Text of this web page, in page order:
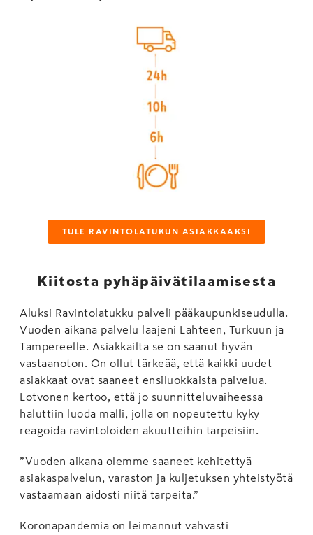
TULE RAVINTOLATUKUN ASIAKKAAKSI
Kiitosta pyhäpäivätilaamisesta
Aluksi Ravintolatukku palveli pääkaupunkiseudulla.
Vuoden aikana palvelu laajeni Lahteen, Turkuun ja
Tampereelle. Asiakkailta se on saanut hyvän
vastaanoton. On ollut tärkeää, että kaikki uudet
asiakkaat ovat saaneet ensiluokkaista palvelua.
Lotvonen kertoo, että jo suunnitteluvaiheessa
haluttiin luoda malli, jolla on nopeutettu kyky
reagoida ravintoloiden akuutteihin tarpeisiin.
”Vuoden aikana olemme saaneet kehitettyä
asiakaspalvelun, varaston ja kuljetuksen yhteistyötä
vastaamaan aidosti niitä tarpeita.”
Koronapandemia on leimannut vahvasti